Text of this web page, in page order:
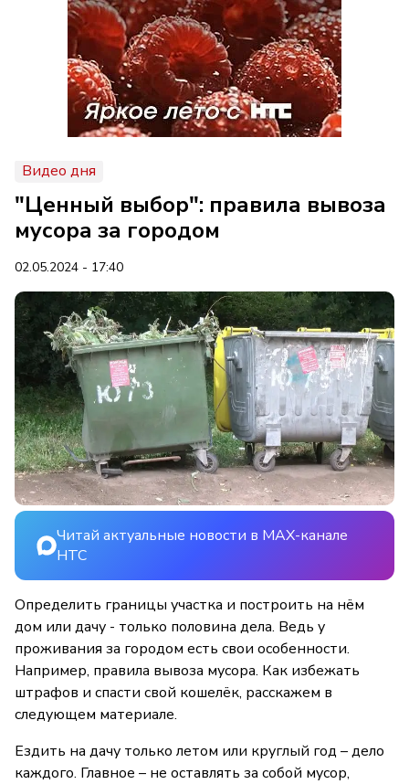
Видео дня
"Ценный выбор": правила вывоза
мусора за городом
02.05.2024 - 17:40
Читай актуальные новости в MAX-канале
НТС
Определить границы участка и построить на нём
дом или дачу - только половина дела. Ведь у
проживания за городом есть свои особенности.
Например, правила вывоза мусора. Как избежать
штрафов и спасти свой кошелёк, расскажем в
следующем материале.
Ездить на дачу только летом или круглый год – дело
каждого. Главное – не оставлять за собой мусор,